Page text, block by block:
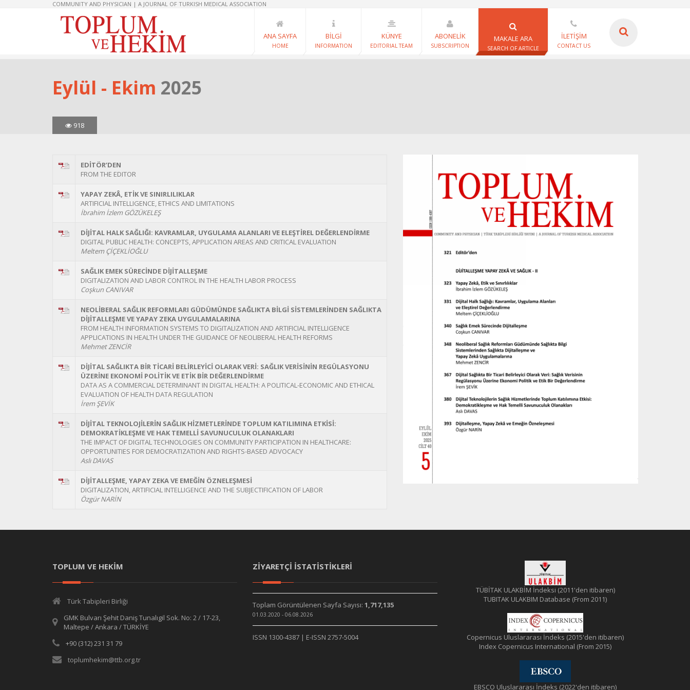
COMMUNITY AND PHYSICIAN | A JOURNAL OF TURKISH MEDICAL ASSOCIATION
ANA SAYFA
HOME
BİLGİ
INFORMATION
KÜNYE
EDITORIAL TEAM
ABONELİK
SUBSCRIPTION
MAKALE ARA
SEARCH OF ARTICLE
İLETİŞİM
CONTACT US
Eylül - Ekim 2025
918
EDİTÖR’DEN
FROM THE EDITOR
YAPAY ZEKÂ, ETİK VE SINIRLILIKLAR
ARTIFICIAL INTELLIGENCE, ETHICS AND LIMITATIONS
İbrahim İzlem GÖZÜKELEŞ
DİJİTAL HALK SAĞLIĞI: KAVRAMLAR, UYGULAMA ALANLARI VE ELEŞTİREL DEĞERLENDİRME
DIGITAL PUBLIC HEALTH: CONCEPTS, APPLICATION AREAS AND CRITICAL EVALUATION
Meltem ÇİÇEKLİOĞLU
SAĞLIK EMEK SÜRECİNDE DİJİTALLEŞME
DIGITALIZATION AND LABOR CONTROL IN THE HEALTH LABOR PROCESS
Coşkun CANIVAR
NEOLİBERAL SAĞLIK REFORMLARI GÜDÜMÜNDE SAĞLIKTA BİLGİ SİSTEMLERİNDEN SAĞLIKTA
DİJİTALLEŞME VE YAPAY ZEKA UYGULAMALARINA
FROM HEALTH INFORMATION SYSTEMS TO DIGITALIZATION AND ARTIFICIAL INTELLIGENCE
APPLICATIONS IN HEALTH UNDER THE GUIDANCE OF NEOLIBERAL HEALTH REFORMS
Mehmet ZENCİR
DİJİTAL SAĞLIKTA BİR TİCARİ BELİRLEYİCİ OLARAK VERİ: SAĞLIK VERİSİNİN REGÜLASYONU
ÜZERİNE EKONOMİ POLİTİK VE ETİK BİR DEĞERLENDİRME
DATA AS A COMMERCIAL DETERMINANT IN DIGITAL HEALTH: A POLITICAL-ECONOMIC AND ETHICAL
EVALUATION OF HEALTH DATA REGULATION
İrem ŞEVİK
DİJİTAL TEKNOLOJİLERİN SAĞLIK HİZMETLERİNDE TOPLUM KATILIMINA ETKİSİ:
DEMOKRATİKLEŞME VE HAK TEMELLİ SAVUNUCULUK OLANAKLARI
THE IMPACT OF DIGITAL TECHNOLOGIES ON COMMUNITY PARTICIPATION IN HEALTHCARE:
OPPORTUNITIES FOR DEMOCRATIZATION AND RIGHTS-BASED ADVOCACY
Aslı DAVAS
DİJİTALLEŞME, YAPAY ZEKA VE EMEĞİN ÖZNELEŞMESİ
DIGITALIZATION, ARTIFICIAL INTELLIGENCE AND THE SUBJECTIFICATION OF LABOR
Özgür NARİN
TOPLUM VE HEKİM
Türk Tabipleri Birliği
GMK Bulvarı Şehit Daniş Tunalıgil Sok. No: 2 / 17-23,
Maltepe / Ankara / TÜRKİYE
+90 (312) 231 31 79
toplumhekim@ttb.org.tr
ZİYARETÇİ İSTATİSTİKLERİ
Toplam Görüntülenen Sayfa Sayısı: 1,717,135
01.03.2020 - 06.08.2026
ISSN 1300-4387 | E-ISSN 2757-5004
TÜBİTAK ULAKBİM İndeksi (2011'den itibaren)
TUBITAK ULAKBIM Database (From 2011)
Copernicus Uluslararası İndeks (2015'den itibaren)
Index Copernicus International (From 2015)
EBSCO Uluslararası İndeks (2022'den itibaren)